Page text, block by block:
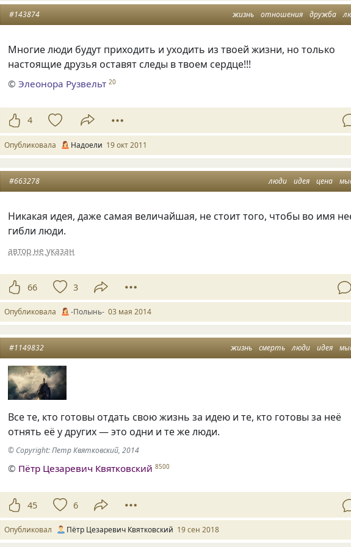
жизнь отношения дружба
#143874
Многие люди будут приходить и уходить из твоей жизни, но только
настоящие друзья оставят следы в твоем сердце!!!
©Элеонора Рузвельт 20
4
Опубликовала Надоели 19 окт 2011
люди идея цена
#663278
Никакая идея, даже самая величайшая, не стоит того, чтобы во имя
гибли люди.
автор не указан
66 3
Опубликовала -Полынь- 03 мая 2014
жизнь смерть люди идея
#1149832
Все те, кто готовы отдать свою жизнь за идею и те, кто готовы за неё
отнять её у других — это одни и те же люди.
© Copyright: Петр Квятковский, 2014
© Пётр Цезаревич Квятковский 8500
45 6
Опубликовал Пётр Цезаревич Квятковский 19 сен 2018